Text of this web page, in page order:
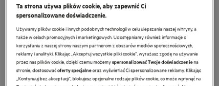
M3SCS301
Spray do czyszczenia stali
nierdzewnej (Electrolux, AEG,
Zanussi)
0 (0)
Cechy
Ta strona używa plików cookie, aby zapewnić Ci
spersonalizowane doświadczenie.
Używamy plików cookie i innych podobnych technologii w celu ulepszania naszej witryny, a
także w celach promocyjnych i marketingowych. Udostępniamy również informacje o
korzystaniu z naszej strony naszym partnerom z obszarów mediów społecznościowych,
reklamy i analityki. Klikając „Akceptuj wszystkie pliki cookie", wyrażasz zgodę na używanie
przez nas plików cookie, dzięki czemu możemyspersonalizować Twoje doświadczeniena
stronie, dostosowaćoferty specjalneoraz wyświetlać Ci spersonalizowane reklamy. Klikając
„Kontynuuj bez akceptacji", blokujesz opcjonalne rodzaje plików cookie, co może wpłynąć na